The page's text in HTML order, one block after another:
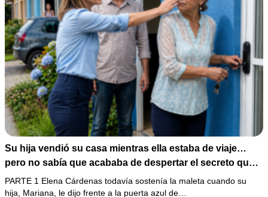
Su hija vendió su casa mientras ella estaba de viaje…
pero no sabía que acababa de despertar el secreto que
su padre dejó antes de morir
PARTE 1 Elena Cárdenas todavía sostenía la maleta cuando su
hija, Mariana, le dijo frente a la puerta azul de…